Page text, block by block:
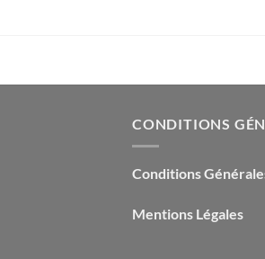
CONDITIONS
Conditions
Mentions Légales